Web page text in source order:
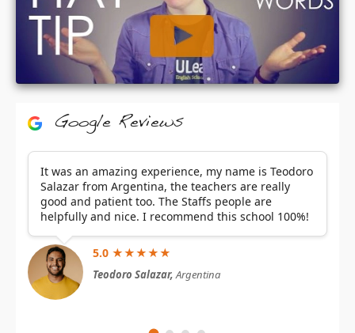
Google Reviews
It was an amazing experience, my name is Teodoro
Salazar from Argentina, the teachers are really
good and patient too. The Staffs people are
helpfully and nice. I recommend this school 100%!
5.0 ★★★★★
Teodoro Salazar,Argentina